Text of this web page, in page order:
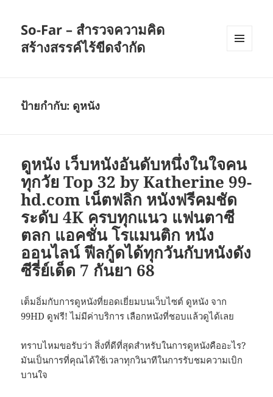
So-Far – สำรวจความคิด
สร้างสรรค์ไร้ขีดจำกัด
ป้ายกำกับ: ดูหนัง
ดูหนัง เว็บหนังอันดับหนึ่งในใจคน
ทุกวัย Top 32 by Katherine 99-
hd.com เน็ตฟลิก หนังฟรีคมชัด
ระดับ 4K ครบทุกแนว แฟนตาซี
ตลก แอคชั่น โรแมนติก หนัง
ออนไลน์ ฟีลกู้ดได้ทุกวันกับหนังดัง
ซีรี่ย์เด็ด 7 กันยา 68
เต็มอิ่มกับการดูหนังที่ยอดเยี่ยมบนเว็บไซต์ ดูหนัง จาก
99HD ดูฟรี! ไม่มีค่าบริการ เลือกหนังที่ชอบแล้วดูได้เลย
ทราบไหมขอรับว่า สิ่งที่ดีที่สุดสำหรับในการดูหนังคืออะไร?
มันเป็นการที่คุณได้ใช้เวลาทุกวินาทีในการรับชมความเบิก
บานใจ